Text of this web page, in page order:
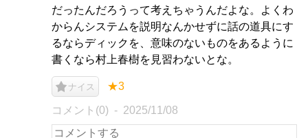
だったんだろうって考えちゃうんだよな。よくわ
からんシステムを説明なんかせずに話の道具にす
るならディックを、意味のないものをあるように
書くなら村上春樹を見習わないとな。
ナイス ★3
コメント(0) 2025/11/08